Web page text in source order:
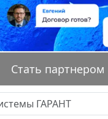
Стать партнером